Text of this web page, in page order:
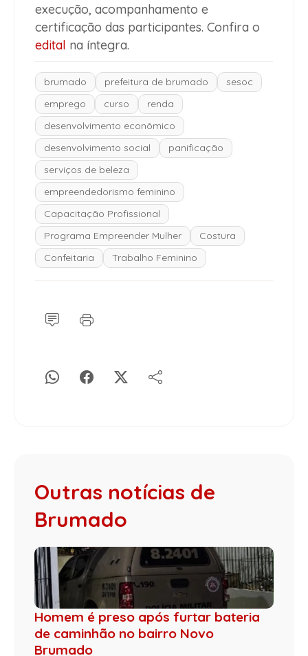
execução, acompanhamento e
certificação das participantes. Confira o
edital na íntegra.
brumado prefeitura de brumado
sesoc
emprego
curso
renda
desenvolvimento econômico
desenvolvimento social
panificação
serviços de beleza
empreendedorismo feminino
Capacitação Profissional
Programa Empreender Mulher
Costura
Confeitaria
Trabalho Feminino
Outras notícias de
Brumado
Homem é preso após furtar bateria
de caminhão no bairro Novo
Brumado